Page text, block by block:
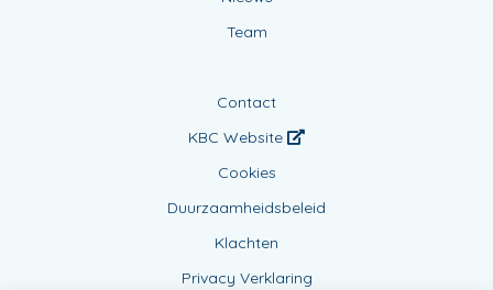
Team
Contact
KBC Website
Cookies
Duurzaamheidsbeleid
Klachten
Privacy Verklaring